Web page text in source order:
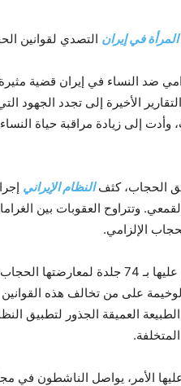
في إيران التصدي لقوانين
ضد النساء في إيران قضية
الأخيرة إلى تجدد الجهود
وأدت إلى زيادة مراقبة حياة
الحجاب، كثفالنظام الإيراني
وتتراوح العقوبات بين
الإلزامي.
ومن بين القضايا البارزة امرأة حُكم
على من تخالف هذه القوانين
العميقة الجذور لتطبيق
الأمر، يواصل الناشطون في